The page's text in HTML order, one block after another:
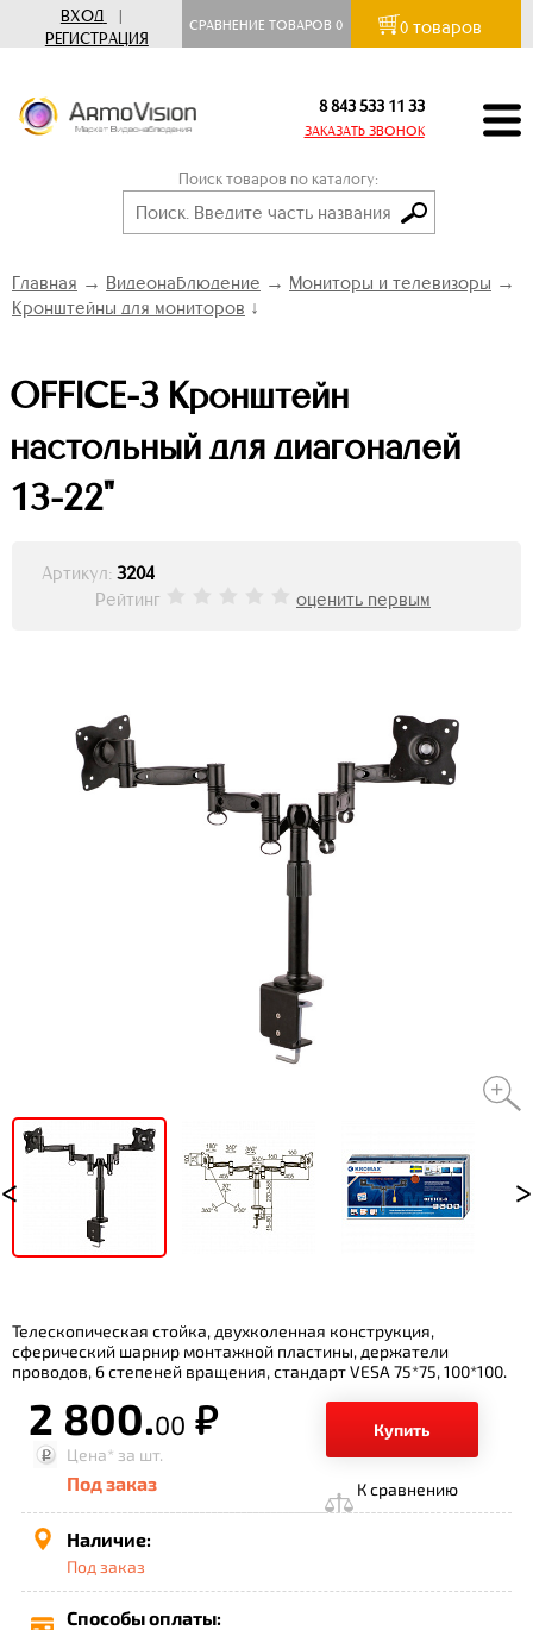
ВХОД
|
РЕГИСТРАЦИЯ
СРАВНЕНИЕ ТОВАРОВ0 0 товаров
8 843 533 11 33
ЗАКАЗАТЬ ЗВОНОК
Поиск товаров по каталогу:
Главная → Видеонаблюдение → Мониторы и телевизоры →
Кронштейны для мониторов ↓
OFFICE-3 Кронштейн
настольный для диагоналей
13-22"
Артикул: 3204
Рейтинг
оценить первым
Телескопическая стойка, двухколенная конструкция,
сферический шарнир монтажной пластины, держатели
проводов, 6 степеней вращения, стандарт VESA 75*75, 100*100.
2 800.00 р.
Купить
Цена* за шт.
Под заказ К сравнению
Наличие:
Под заказ
Способы оплаты: